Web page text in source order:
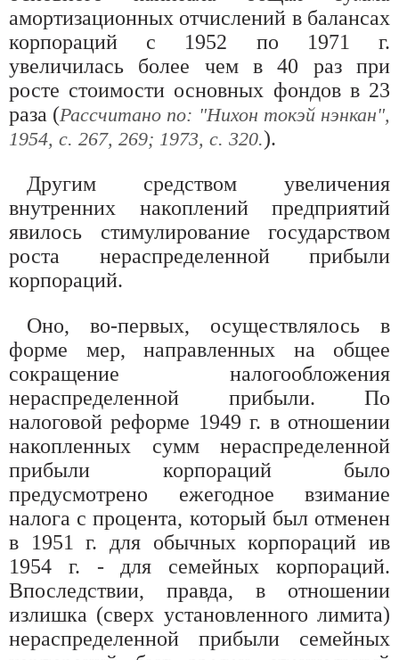
амортизационных отчислений в балансах
корпораций с 1952 по 1971 г.
увеличилась более чем в 40 раз при
росте стоимости основных фондов в 23
раза (Рассчитано по: "Нихон токэй нэнкан",
1954, с. 267, 269; 1973, с. 320.).
Другим средством увеличения
внутренних накоплений предприятий
явилось стимулирование государством
роста нераспределенной прибыли
корпораций.
Оно, во-первых, осуществлялось в
форме мер, направленных на общее
сокращение налогообложения
нераспределенной прибыли. По
налоговой реформе 1949 г. в отношении
накопленных сумм нераспределенной
прибыли корпораций было
предусмотрено ежегодное взимание
налога с процента, который был отменен
в 1951 г. для обычных корпораций ив
1954 г. - для семейных корпораций.
Впоследствии, правда, в отношении
излишка (сверх установленного лимита)
нераспределенной прибыли семейных